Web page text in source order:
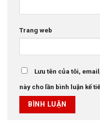
Trang web
Lưu tên của tôi,
này cho lần bình luận kế